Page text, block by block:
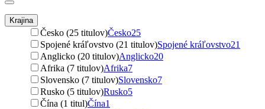
Krajina
Česko (25 titulov)Česko25
Spojené kráľovstvo (21 titulov)Spojené kráľovstvo21
Anglicko (20 titulov)Anglicko20
Afrika (7 titulov)Afrika7
Slovensko (7 titulov)Slovensko7
Rusko (5 titulov)Rusko5
Čína (1 titul)Čína1